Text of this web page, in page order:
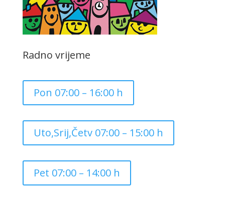
Radno vrijeme
Pon 07:00 – 16:00 h
Uto,Srij,Četv 07:00 – 15:00 h
Pet 07:00 – 14:00 h